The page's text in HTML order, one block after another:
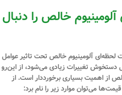
خالص را دنبال
لحظه‌ای آلومینیوم خالص تحت تاثیر عوامل
دستخوش تغییرات زیادی می‌شود، از این‌رو
از اهمیت بسیاری برخورددار است. از
می‌توان موارد زیر را نام برد: